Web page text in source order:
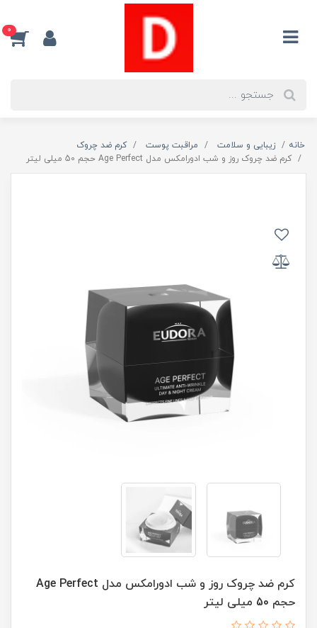
0
خانه زیبایی و سلامت مراقبت پوست
کرم ضد چروک
کرم ضد چروک روز و شب ادورامکس مدل Age Perfect حجم 50 میلی لیتر
کرم ضد چروک روز و شب ادورامکس مدل Age Perfect
حجم 50 میلی لیتر